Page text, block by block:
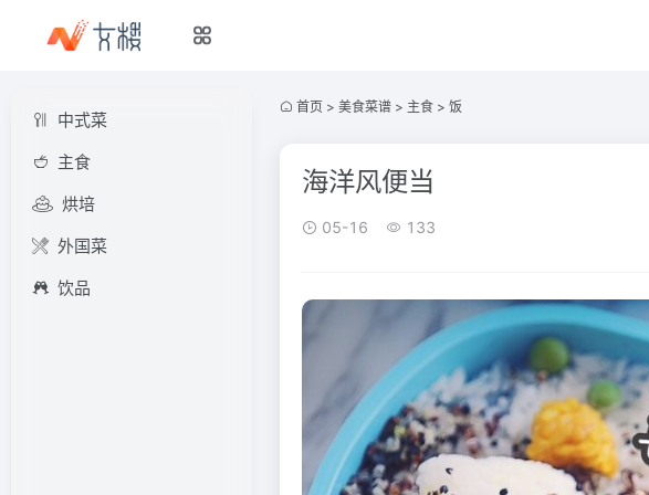
中式菜
主食
烘培
外国菜
饮品
首页 > 美食菜谱 > 主食 > 饭
海洋风便当
05-16 133